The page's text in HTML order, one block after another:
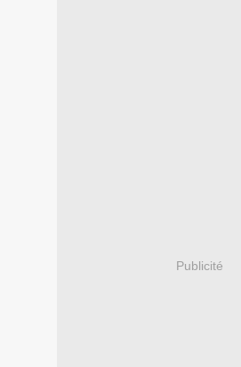
Publicité